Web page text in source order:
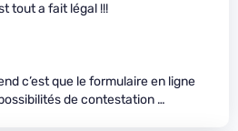
tout a fait légal !!!
c’est que le formulaire en ligne
de contestation …